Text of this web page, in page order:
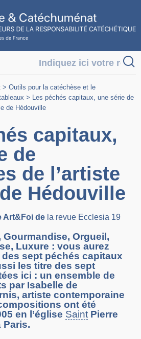
> Outils pour la catéchèse et le
> Les péchés capitaux, une série de
de Hédouville
capitaux,
de
de l’artiste
Hédouville
Art&Foi de la revue Ecclesia 19
Gourmandise, Orgueil,
Luxure : vous aurez
sept péchés capitaux
les titre des sept
ici : un ensemble de
par Isabelle de
artiste contemporaine
ont été
en l’église Saint Pierre
Paris.